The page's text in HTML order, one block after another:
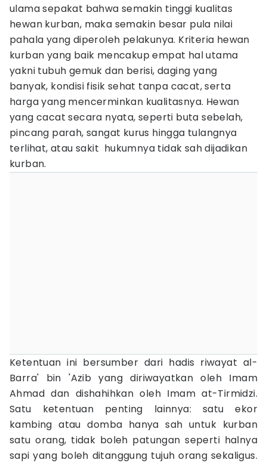
ulama sepakat bahwa semakin tinggi kualitas
hewan kurban, maka semakin besar pula nilai
pahala yang diperoleh pelakunya. Kriteria hewan
kurban yang baik mencakup empat hal utama
yakni tubuh gemuk dan berisi, daging yang
banyak, kondisi fisik sehat tanpa cacat, serta
harga yang mencerminkan kualitasnya. Hewan
yang cacat secara nyata, seperti buta sebelah,
pincang parah, sangat kurus hingga tulangnya
terlihat, atau sakit hukumnya tidak sah dijadikan
kurban.
Ketentuan ini bersumber dari hadis riwayat al-
Barra' bin 'Azib yang diriwayatkan oleh Imam
Ahmad dan dishahihkan oleh Imam at-Tirmidzi.
Satu ketentuan penting lainnya: satu ekor
kambing atau domba hanya sah untuk kurban
satu orang, tidak boleh patungan seperti halnya
sapi yang boleh ditanggung tujuh orang sekaligus.